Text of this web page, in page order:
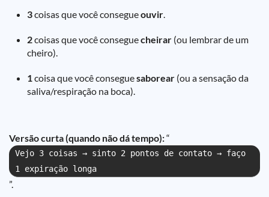
3coisas que você consegueouvir.
2coisas que você conseguecheirar (ou lembrar de um
cheiro).
1coisa que você conseguesaborear (ou a sensação da
saliva/respiração na boca).
Versão curta (quando não dá tempo):“
Vejo 3 coisas → sinto 2 pontos de contato → faço
1 expiração longa
”.